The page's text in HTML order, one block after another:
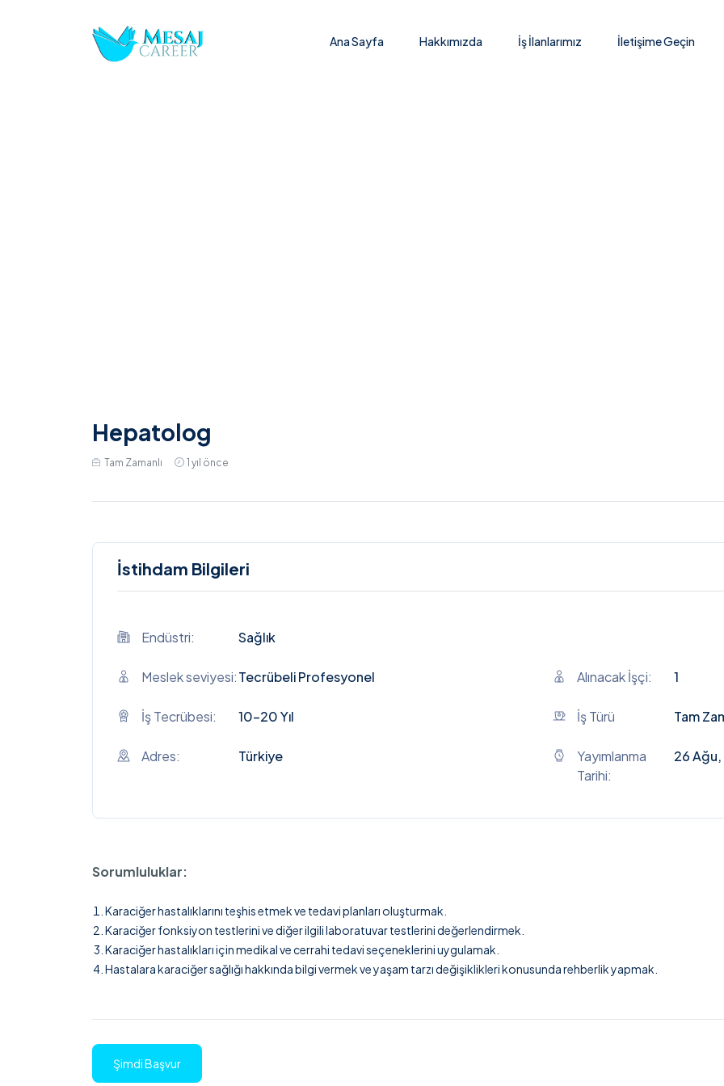
Ana Sayfa Hakkımızda İş İlanlarımız İletişime Geçin
Hepatolog
Tam Zamanlı 1 yıl önce
İstihdam Bilgileri
Endüstri: Sağlık
Meslek seviyesi:Tecrübeli Profesyonel Alınacak İşçi: 1
İş Tecrübesi: 10-20 Yıl İş Türü Tam
Adres: Türkiye
Yayımlanma
Tarihi:
26
Sorumluluklar:
Karaciğer hastalıklarını teşhis etmek ve tedavi planları oluşturmak.
Karaciğer fonksiyon testlerini ve diğer ilgili laboratuvar testlerini değerlendirmek.
Karaciğer hastalıkları için medikal ve cerrahi tedavi seçeneklerini uygulamak.
Hastalara karaciğer sağlığı hakkında bilgi vermek ve yaşam tarzı değişiklikleri konusunda rehberlik yapmak.
Şimdi Başvur